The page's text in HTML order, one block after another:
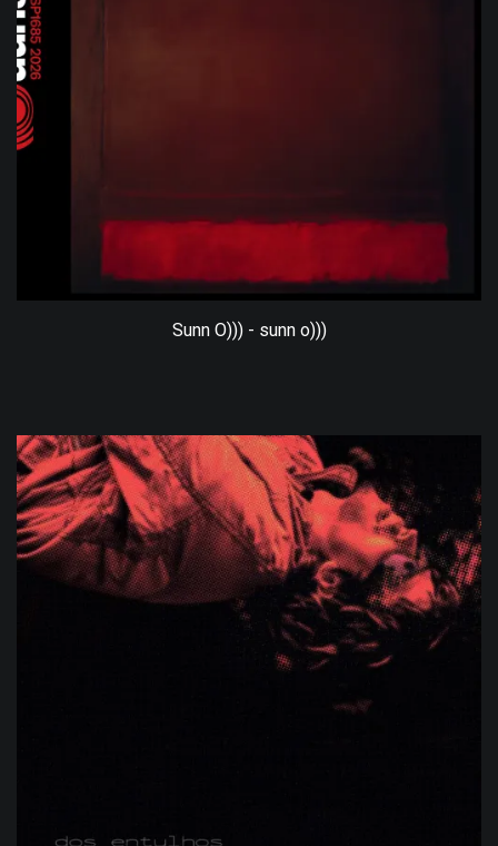
Sunn O))) - sunn o)))